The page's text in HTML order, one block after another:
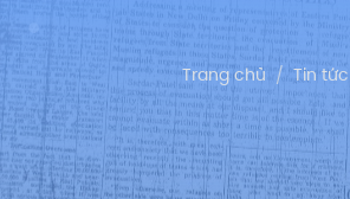
Trang chủ Tin tức